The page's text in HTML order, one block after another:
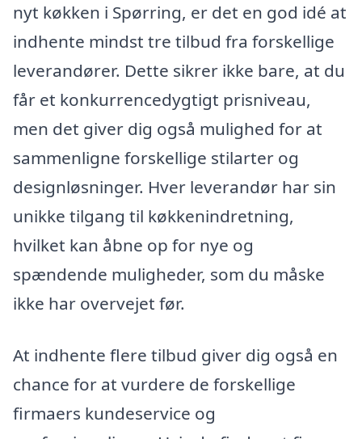
nyt køkken i Spørring, er det en god idé at
indhente mindst tre tilbud fra forskellige
leverandører. Dette sikrer ikke bare, at du
får et konkurrencedygtigt prisniveau,
men det giver dig også mulighed for at
sammenligne forskellige stilarter og
designløsninger. Hver leverandør har sin
unikke tilgang til køkkenindretning,
hvilket kan åbne op for nye og
spændende muligheder, som du måske
ikke har overvejet før.
At indhente flere tilbud giver dig også en
chance for at vurdere de forskellige
firmaers kundeservice og